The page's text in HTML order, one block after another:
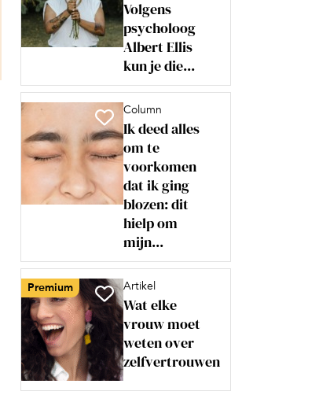
Volgens
psycholoog
Albert Ellis
kun je die...
Column
Ik deed alles
om te
voorkomen
dat ik ging
blozen: dit
hielp om
mijn...
Premium Artikel
Wat elke
vrouw moet
weten over
zelfvertrouwen